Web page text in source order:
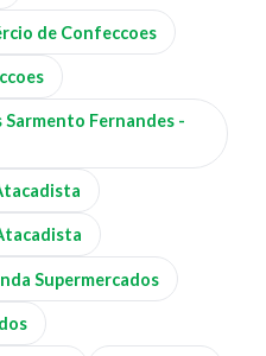
de Confeccoes
Fernandes -
Supermercados